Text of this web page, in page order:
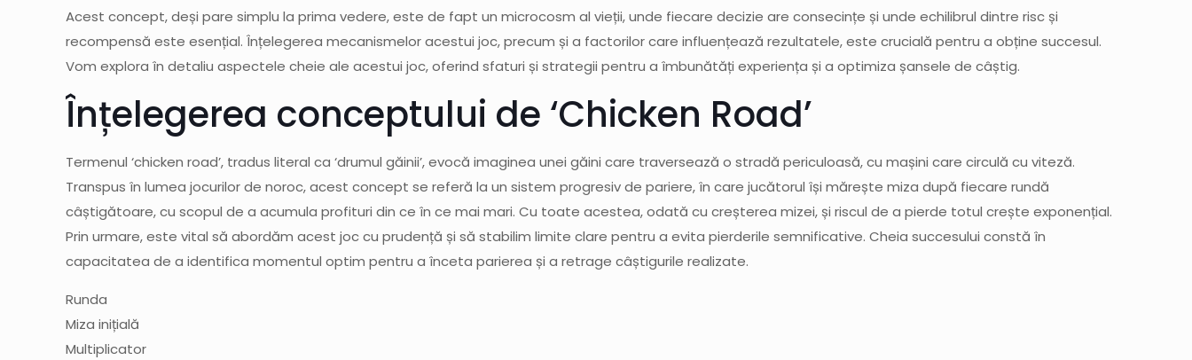
Acest concept, deși pare simplu la prima vedere, este de fapt un microcosm al vieții, unde fiecare decizie are consecințe și unde echilibrul dintre risc și
recompensă este esențial. Înțelegerea mecanismelor acestui joc, precum și a factorilor care influențează rezultatele, este crucială pentru a obține succesul.
Vom explora în detaliu aspectele cheie ale acestui joc, oferind sfaturi și strategii pentru a îmbunătăți experiența și a optimiza șansele de câștig.
Înțelegerea conceptului de ‘Chicken Road’
Termenul ‘chicken road’, tradus literal ca ‘drumul găinii’, evocă imaginea unei găini care traversează o stradă periculoasă, cu mașini care circulă cu viteză.
Transpus în lumea jocurilor de noroc, acest concept se referă la un sistem progresiv de pariere, în care jucătorul își mărește miza după fiecare rundă
câștigătoare, cu scopul de a acumula profituri din ce în ce mai mari. Cu toate acestea, odată cu creșterea mizei, și riscul de a pierde totul crește exponențial.
Prin urmare, este vital să abordăm acest joc cu prudență și să stabilim limite clare pentru a evita pierderile semnificative. Cheia succesului constă în
capacitatea de a identifica momentul optim pentru a înceta parierea și a retrage câștigurile realizate.
Runda
Miza inițială
Multiplicator